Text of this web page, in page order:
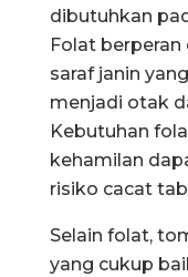
dibutuhkan
Folat
saraf janin
menjadi otak
Kebutuhan
kehamilan
risiko cacat
Selain folat,
yang cukup